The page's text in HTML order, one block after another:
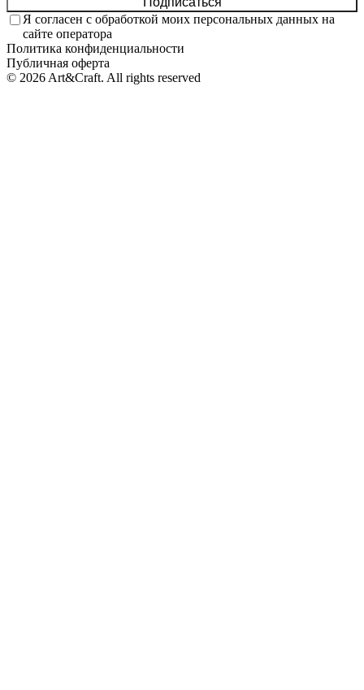
Я согласен с обработкой моих персональных данных на
сайте оператора
Политика конфиденциальности
Публичная оферта
© 2026 Art&Craft. All rights reserved